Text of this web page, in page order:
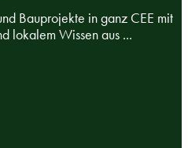
Bauprojekte in ganz CEE mit
lokalem Wissen aus ...